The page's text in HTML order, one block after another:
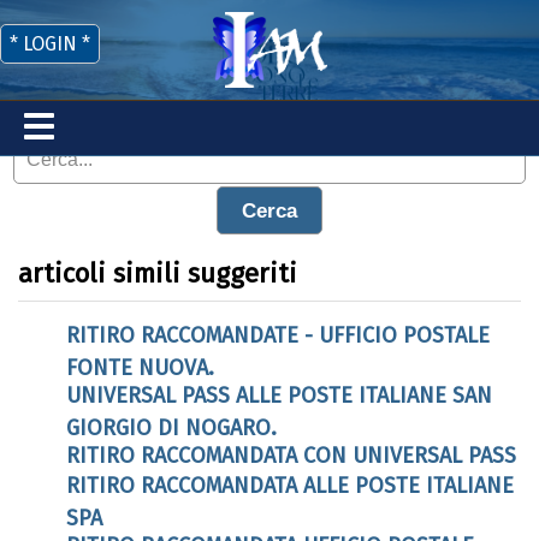
Cerca
* LOGIN *
articoli simili suggeriti
RITIRO RACCOMANDATE - UFFICIO POSTALE
FONTE NUOVA.
UNIVERSAL PASS ALLE POSTE ITALIANE SAN
GIORGIO DI NOGARO.
RITIRO RACCOMANDATA CON UNIVERSAL PASS
RITIRO RACCOMANDATA ALLE POSTE ITALIANE
SPA